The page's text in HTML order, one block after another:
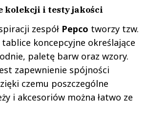
kolekcji i testy jakości
zespół Pepco tworzy tzw.
koncepcyjne określające
paletę barw oraz wzory.
zapewnienie spójności
czemu poszczególne
i akcesoriów można łatwo ze